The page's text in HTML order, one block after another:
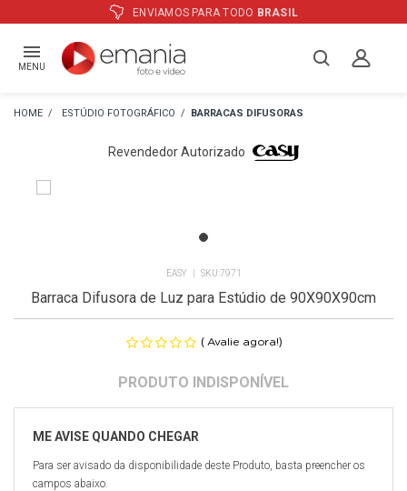
ATÉ12X E PREÇO ESPECIAL
MENU
ESTÚDIO FOTOGRÁFICO BARRACAS DIFUSORAS
Revendedor Autorizado
EASY 7971
Barraca Difusora de Luz para Estúdio de 90X90X90cm
( Avalie agora!)
Para ser avisado da disponibilidade deste Produto, basta preencher os
campos abaixo.